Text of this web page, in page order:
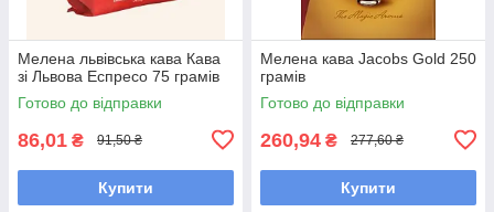
Мелена львівська кава Кава
зі Львова Еспресо 75 грамів
Готово до відправки
86,01 ₴ 91,50 ₴
Купити
Мелена кава Jacobs Gold 250
грамів
Готово до відправки
260,94 ₴ 277,60 ₴
Купити